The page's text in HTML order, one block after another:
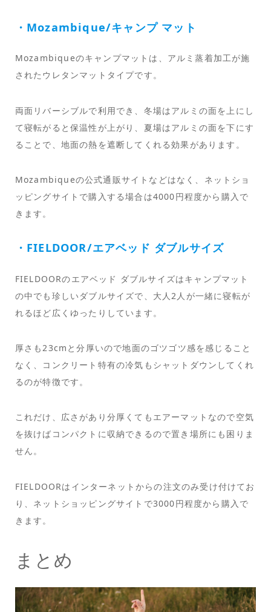
・Mozambique/キャンプ マット
Mozambiqueのキャンプマットは、アルミ蒸着加工が施
されたウレタンマットタイプです。
両面リバーシブルで利用でき、冬場はアルミの面を上にし
て寝転がると保温性が上がり、夏場はアルミの面を下にす
ることで、地面の熱を遮断してくれる効果があります。
Mozambiqueの公式通販サイトなどはなく、ネットショ
ッピングサイトで購入する場合は4000円程度から購入で
きます。
・FIELDOOR/エアベッド ダブルサイズ
FIELDOORのエアベッド ダブルサイズはキャンプマット
の中でも珍しいダブルサイズで、大人2人が一緒に寝転が
れるほど広くゆったりしています。
厚さも23cmと分厚いので地面のゴツゴツ感を感じること
なく、コンクリート特有の冷気もシャットダウンしてくれ
るのが特徴です。
これだけ、広さがあり分厚くてもエアーマットなので空気
を抜けばコンパクトに収納できるので置き場所にも困りま
せん。
FIELDOORはインターネットからの注文のみ受け付けてお
り、ネットショッピングサイトで3000円程度から購入で
きます。
まとめ